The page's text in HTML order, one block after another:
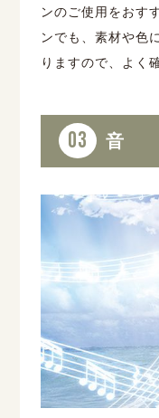
ンのご使用をおす
ンでも、素材や色
りますので、よく
03 音